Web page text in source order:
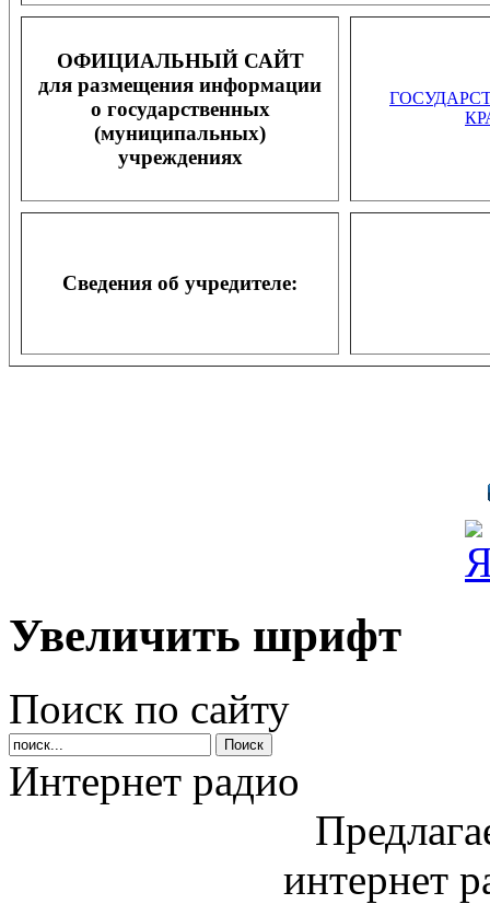
ОФИЦИАЛЬНЫЙ САЙТ
для размещения информации
о государственных
(муниципальных)
учреждениях
Сведения об учредителе:
Увеличить шрифт
Поиск по сайту
Интернет радио
интернет